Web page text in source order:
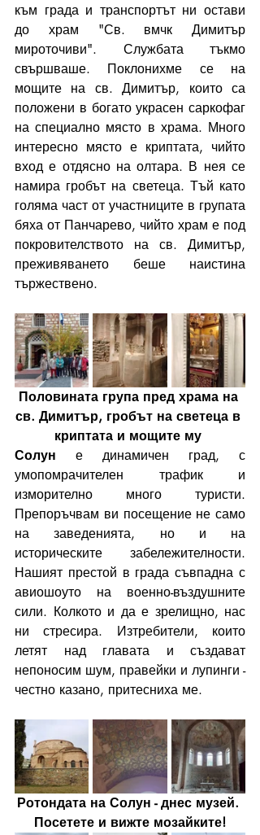
към града и транспортът ни остави
до храм "Св. вмчк Димитър
мироточиви". Службата тъкмо
свършваше. Поклонихме се на
мощите на св. Димитър, които са
положени в богато украсен саркофаг
на специално място в храма. Много
интересно място е криптата, чийто
вход е отдясно на олтара. В нея се
намира гробът на светеца. Тъй като
голяма част от участниците в групата
бяха от Панчарево, чийто храм е под
покровителството на св. Димитър,
преживяването беше наистина
тържествено.
Половината група пред храма на
св. Димитър, гробът на светеца в
криптата и мощите му
Солун е динамичен град, с
умопомрачителен трафик и
изморително много туристи.
Препоръчвам ви посещение не само
на заведенията, но и на
историческите забележителности.
Нашият престой в града съвпадна с
авиошоуто на военно-въздушните
сили. Колкото и да е зрелищно, нас
ни стресира. Изтребители, които
летят над главата и създават
непоносим шум, правейки и лупинги -
честно казано, притесниха ме.
Ротондата на Солун - днес музей.
Посетете и вижте мозайките!